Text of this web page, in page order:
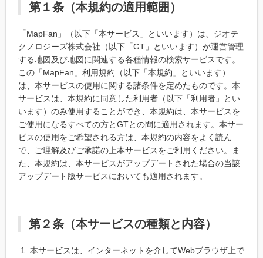
第１条（本規約の適用範囲）
「MapFan」（以下「本サービス」といいます）は、ジオテ
クノロジーズ株式会社（以下「GT」といいます）が運営管理
する地図及び地図に関連する各種情報の検索サービスです。
この「MapFan」利用規約（以下「本規約」といいます）
は、本サービスの使用に関する諸条件を定めたものです。本
サービスは、本規約に同意した利用者（以下「利用者」とい
います）のみ使用することができ、本規約は、本サービスを
ご使用になるすべての方とGTとの間に適用されます。本サー
ビスの使用をご希望される方は、本規約の内容をよく読ん
で、ご理解及びご承諾の上本サービスをご利用ください。ま
た、本規約は、本サービスがアップデートされた場合の当該
アップデート版サービスにおいても適用されます。
第２条（本サービスの種類と内容）
本サービスは、インターネットを介してWebブラウザ上で